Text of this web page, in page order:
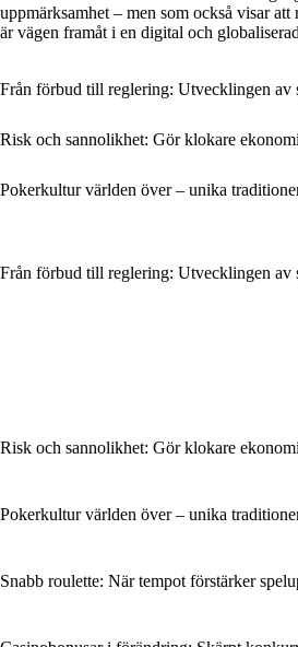
uppmärksamhet – men som också visar
är vägen framåt i en digital och
Från förbud till reglering: Utvecklingen av
Risk och sannolikhet: Gör klokare
Pokerkultur världen över – unika
Från förbud till reglering: Utvecklingen av
Risk och sannolikhet: Gör klokare
Pokerkultur världen över – unika
Snabb roulette: När tempot förstärker